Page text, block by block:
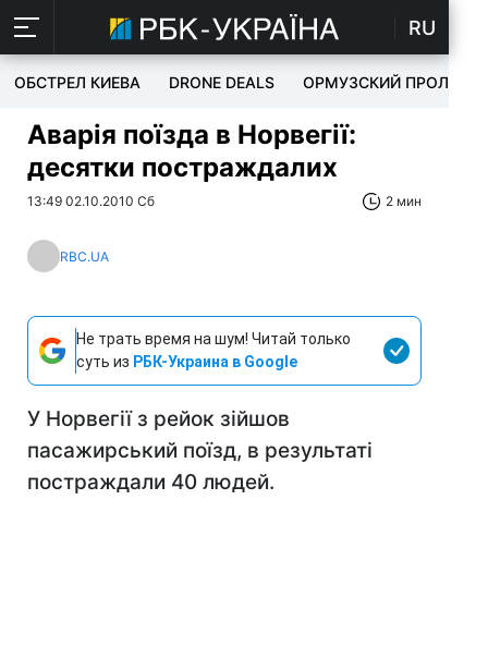
RU
ОБСТРЕЛ КИЕВА DRONE DEALS ОРМУЗСКИЙ ПРОЛИВ
Аварія поїзда в Норвегії:
десятки постраждалих
13:49 02.10.2010 Сб 2 мин
RBC.UA
Не трать время на шум! Читай только
суть из РБК-Украина в Google
У Норвегії з рейок зійшов
пасажирський поїзд, в результаті
постраждали 40 людей.